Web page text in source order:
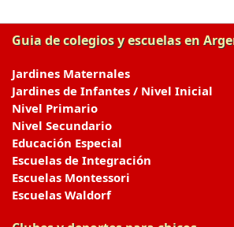
Guia de colegios y escuelas en
Jardines Maternales
Jardines de Infantes / Nivel Inicial
Nivel Primario
Nivel Secundario
Educación Especial
Escuelas de Integración
Escuelas Montessori
Escuelas Waldorf